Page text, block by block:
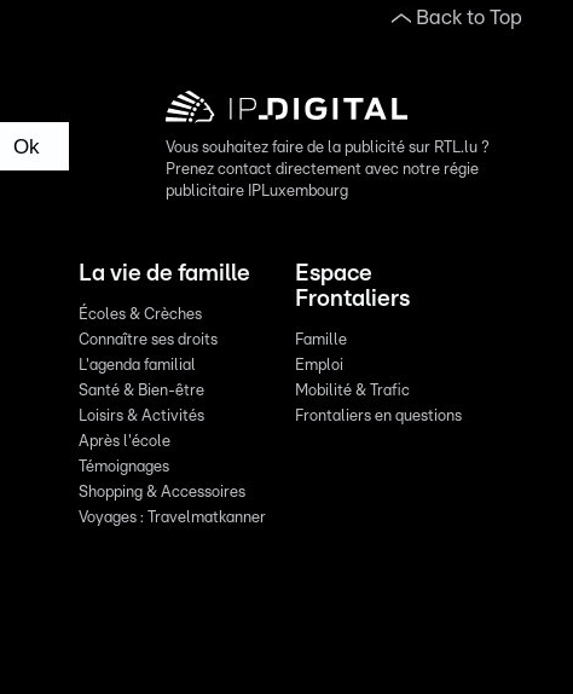
Back to Top
Ok
Vous souhaitez faire de la publicité sur RTL.lu ?
Prenez contact directement avec notre régie
publicitaire IPLuxembourg
La vie de famille
Écoles & Crèches
Connaître ses droits
L'agenda familial
Santé & Bien-être
Loisirs & Activités
Après l'école
Témoignages
Shopping & Accessoires
Voyages : Travelmatkanner
Espace
Frontaliers
Famille
Emploi
Mobilité & Trafic
Frontaliers en questions